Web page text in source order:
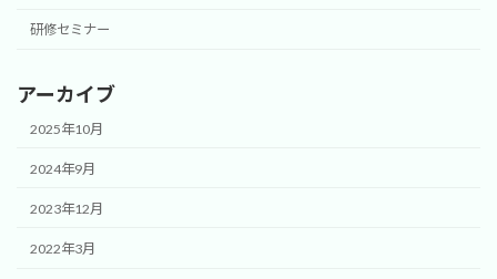
研修セミナー
アーカイブ
2025年10月
2024年9月
2023年12月
2022年3月